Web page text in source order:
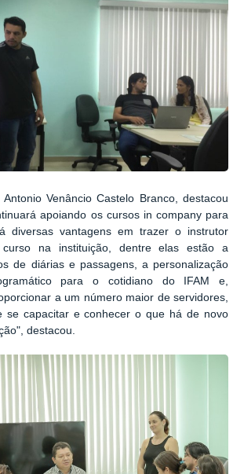
Venâncio Castelo Branco, destacou
apoiando os cursos in company para
diversas vantagens em trazer o instrutor
na instituição, dentre elas estão a
de diárias e passagens, a personalização
para o cotidiano do IFAM e,
a um número maior de servidores,
se capacitar e conhecer o que há de novo
destacou.